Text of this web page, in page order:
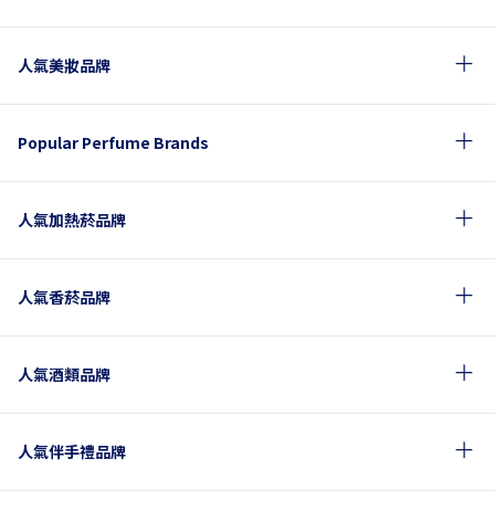
人氣美妝品牌
Popular Perfume Brands
人氣加熱菸品牌
人氣香菸品牌
人氣酒類品牌
人氣伴手禮品牌